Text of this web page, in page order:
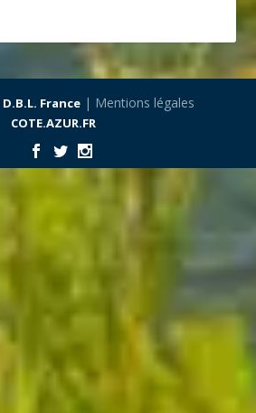
D.B.L. France| Mentions légales
COTE.AZUR.FR